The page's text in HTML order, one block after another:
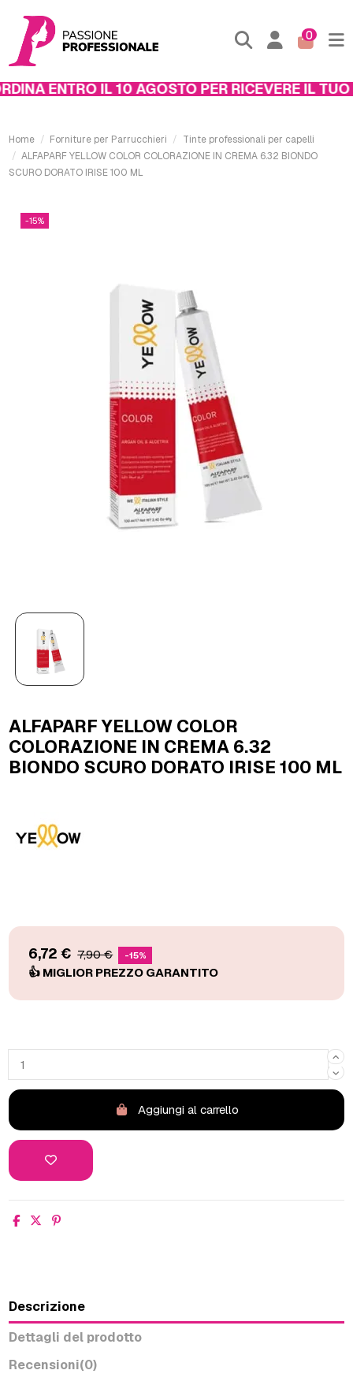
0
ENTRO IL 10 AGOSTO PER RICEVERE IL TUO
Home Forniture per Parrucchieri
Tinte professionali per capelli
ALFAPARF YELLOW COLOR COLORAZIONE IN CREMA 6.32 BIONDO
SCURO DORATO IRISE 100 ML
-15%
ALFAPARF YELLOW COLOR
COLORAZIONE IN CREMA 6.32
BIONDO SCURO DORATO IRISE 100 ML
6,72 € 7,90 € -15%
Aggiungi al carrello
Descrizione
Dettagli del prodotto
Recensioni(0)